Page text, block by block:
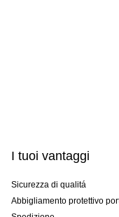
I tuoi vantaggi
Sicurezza di qualitá
Abbigliamento protettivo